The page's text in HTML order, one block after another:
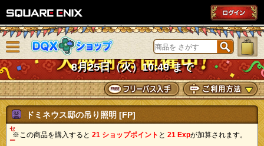
DQXショップ
8月25日（火）10:49 まで
ニューを閉じる
ドミネウス邸の吊り照明 [FP]
※この商品を購入すると 21 ショップポイント と 21 Expが加算されます。
セ
ー